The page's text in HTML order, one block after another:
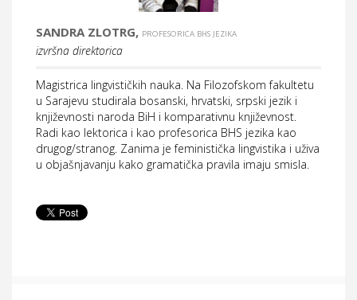
SANDRA ZLOTRG, PROFESORICA BHS JEZIKA
izvršna direktorica
Magistrica lingvističkih nauka. Na Filozofskom fakultetu
u Sarajevu studirala bosanski, hrvatski, srpski jezik i
književnosti naroda BiH i komparativnu književnost.
Radi kao lektorica i kao profesorica BHS jezika kao
drugog/stranog. Zanima je feministička lingvistika i uživa
u objašnjavanju kako gramatička pravila imaju smisla.